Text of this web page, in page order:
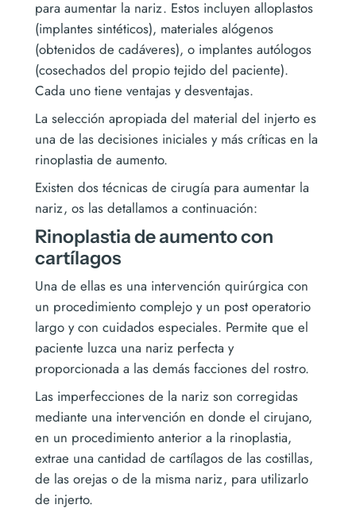
para aumentar la nariz. Estos incluyen alloplastos
(implantes sintéticos), materiales alógenos
(obtenidos de cadáveres), o implantes autólogos
(cosechados del propio tejido del paciente).
Cada uno tiene ventajas y desventajas.
La selección apropiada del material del injerto es
una de las decisiones iniciales y más críticas en la
rinoplastia de aumento.
Existen dos técnicas de cirugía para aumentar la
nariz, os las detallamos a continuación:
Rinoplastia de aumento con
cartílagos
Una de ellas es una intervención quirúrgica con
un procedimiento complejo y un post operatorio
largo y con cuidados especiales. Permite que el
paciente luzca una nariz perfecta y
proporcionada a las demás facciones del rostro.
Las imperfecciones de la nariz son corregidas
mediante una intervención en donde el cirujano,
en un procedimiento anterior a la rinoplastia,
extrae una cantidad de cartílagos de las costillas,
de las orejas o de la misma nariz, para utilizarlo
de injerto.